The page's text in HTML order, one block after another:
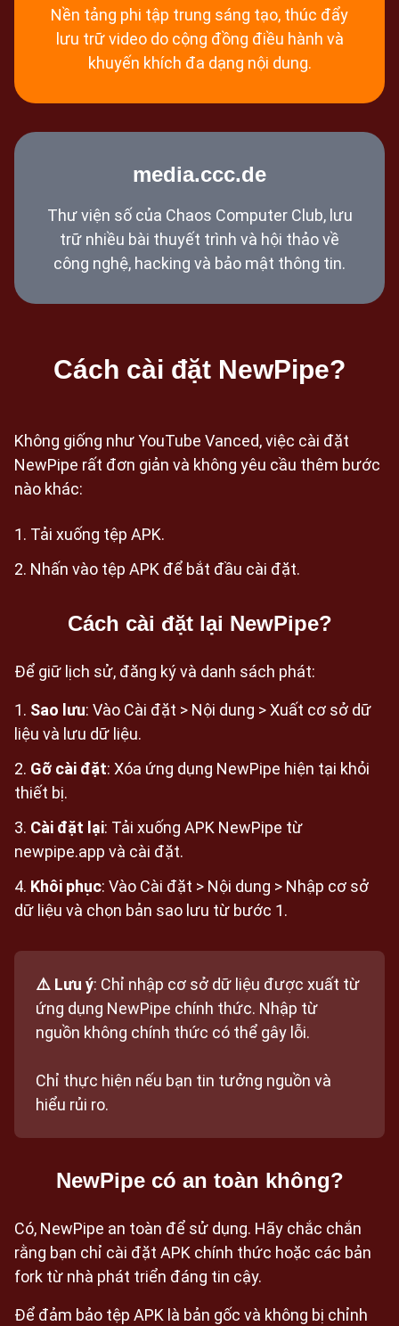
Nền tảng phi tập trung sáng tạo, thúc đẩy
lưu trữ video do cộng đồng điều hành và
khuyến khích đa dạng nội dung.
media.ccc.de
Thư viện số của Chaos Computer Club, lưu
trữ nhiều bài thuyết trình và hội thảo về
công nghệ, hacking và bảo mật thông tin.
Cách cài đặt NewPipe?
Không giống như YouTube Vanced, việc cài đặt
NewPipe rất đơn giản và không yêu cầu thêm bước
nào khác:
Tải xuống tệp APK.
Nhấn vào tệp APK để bắt đầu cài đặt.
Cách cài đặt lại NewPipe?
Để giữ lịch sử, đăng ký và danh sách phát:
Sao lưu: Vào Cài đặt > Nội dung > Xuất cơ sở dữ
liệu và lưu dữ liệu.
Gỡ cài đặt: Xóa ứng dụng NewPipe hiện tại khỏi
thiết bị.
Cài đặt lại: Tải xuống APK NewPipe từ
newpipe.app và cài đặt.
Khôi phục: Vào Cài đặt > Nội dung > Nhập cơ sở
dữ liệu và chọn bản sao lưu từ bước 1.
⚠️ Lưu ý: Chỉ nhập cơ sở dữ liệu được xuất từ
ứng dụng NewPipe chính thức. Nhập từ
nguồn không chính thức có thể gây lỗi.
Chỉ thực hiện nếu bạn tin tưởng nguồn và
hiểu rủi ro.
NewPipe có an toàn không?
Có, NewPipe an toàn để sử dụng. Hãy chắc chắn
rằng bạn chỉ cài đặt APK chính thức hoặc các bản
fork từ nhà phát triển đáng tin cậy.
Để đảm bảo tệp APK là bản gốc và không bị chỉnh